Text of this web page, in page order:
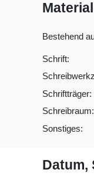
Bestehend
Schrift:
Schriftträger:
Schreibraum:
Sonstiges: